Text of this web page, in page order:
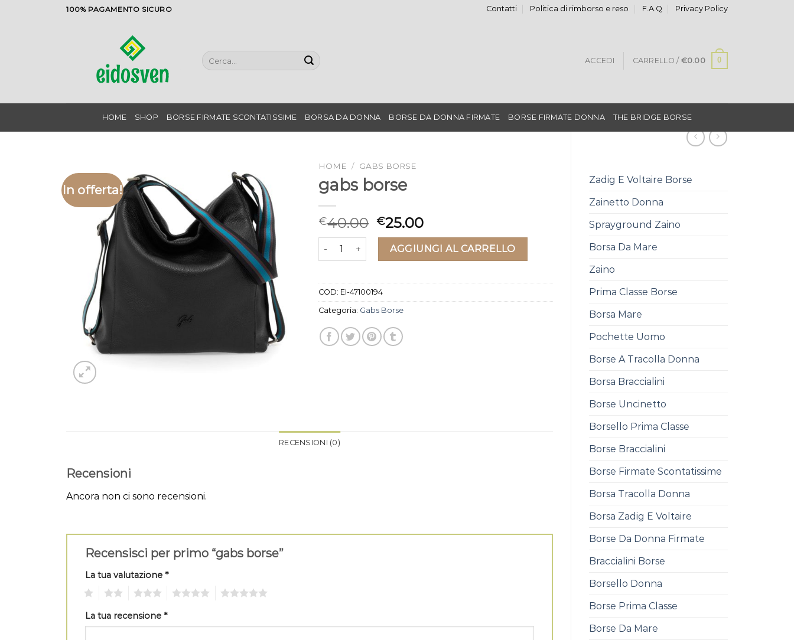
100% PAGAMENTO SICURO Contatti Politica di rimborso e reso F.A.Q Privacy Policy
Cerca:
ACCEDI CARRELLO / €0.00 0
HOME SHOP BORSE FIRMATE SCONTATISSIME BORSA DA DONNA BORSE DA DONNA FIRMATE BORSE FIRMATE DONNA THE BRIDGE BORSE
Zadig E Voltaire Borse
Zainetto Donna
Sprayground Zaino
Borsa Da Mare
Zaino
Prima Classe Borse
Borsa Mare
Pochette Uomo
Borse A Tracolla Donna
Borsa Braccialini
Borse Uncinetto
Borsello Prima Classe
Borse Braccialini
Borse Firmate Scontatissime
Borsa Tracolla Donna
Borsa Zadig E Voltaire
Borse Da Donna Firmate
Braccialini Borse
Borsello Donna
Borse Prima Classe
Borse Da Mare
In offerta!
HOME / GABS BORSE
gabs borse
€40.00 €25.00
gabs borse quantitàAGGIUNGI AL CARRELLO
COD: EI-47100194
Categoria: Gabs Borse
RECENSIONI (0)
Recensioni
Ancora non ci sono recensioni.
Recensisci per primo “gabs borse”
La tua valutazione *
La tua recensione *